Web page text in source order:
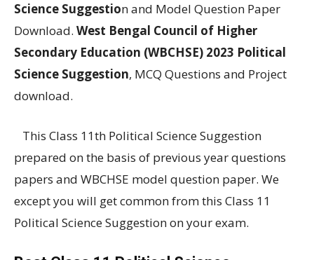
Science Suggestion and Model Question Paper
Download. West Bengal Council of Higher
Secondary Education (WBCHSE) 2023 Political
Science Suggestion, MCQ Questions and Project
download.
This Class 11th Political Science Suggestion
prepared on the basis of previous year questions
papers and WBCHSE model question paper. We
except you will get common from this Class 11
Political Science Suggestion on your exam.